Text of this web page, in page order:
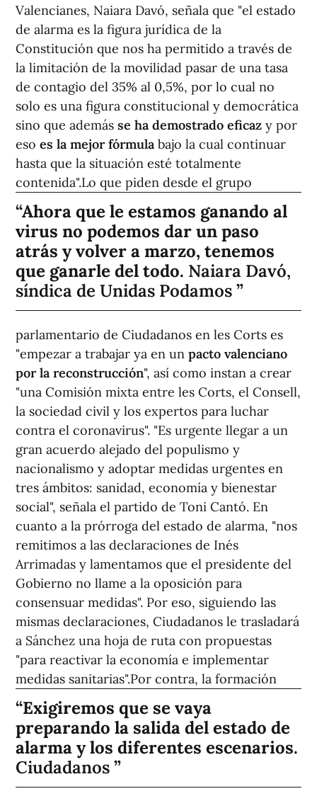
Valencianes, Naiara Davó, señala que "el estado
de alarma es la figura jurídica de la
Constitución que nos ha permitido a través de
la limitación de la movilidad pasar de una tasa
de contagio del 35% al 0,5%, por lo cual no
solo es una figura constitucional y democrática
sino que además se ha demostrado eficaz y por
eso es la mejor fórmula bajo la cual continuar
hasta que la situación esté totalmente
contenida".
Ahora que le estamos ganando al
virus no podemos dar un paso
atrás y volver a marzo, tenemos
que ganarle del todo. Naiara Davó,
síndica de Unidas Podamos
Lo que piden desde el grupo
parlamentario de Ciudadanos en les Corts es
"empezar a trabajar ya en un pacto valenciano
por la reconstrucción", así como instan a crear
"una Comisión mixta entre les Corts, el Consell,
la sociedad civil y los expertos para luchar
contra el coronavirus". "Es urgente llegar a un
gran acuerdo alejado del populismo y
nacionalismo y adoptar medidas urgentes en
tres ámbitos: sanidad, economía y bienestar
social", señala el partido de Toni Cantó. En
cuanto a la prórroga del estado de alarma, "nos
remitimos a las declaraciones de Inés
Arrimadas y lamentamos que el presidente del
Gobierno no llame a la oposición para
consensuar medidas". Por eso, siguiendo las
mismas declaraciones, Ciudadanos le trasladará
a Sánchez una hoja de ruta con propuestas
"para reactivar la economía e implementar
medidas sanitarias".
Exigiremos que se vaya
preparando la salida del estado de
alarma y los diferentes escenarios.
Ciudadanos
Por contra, la formación